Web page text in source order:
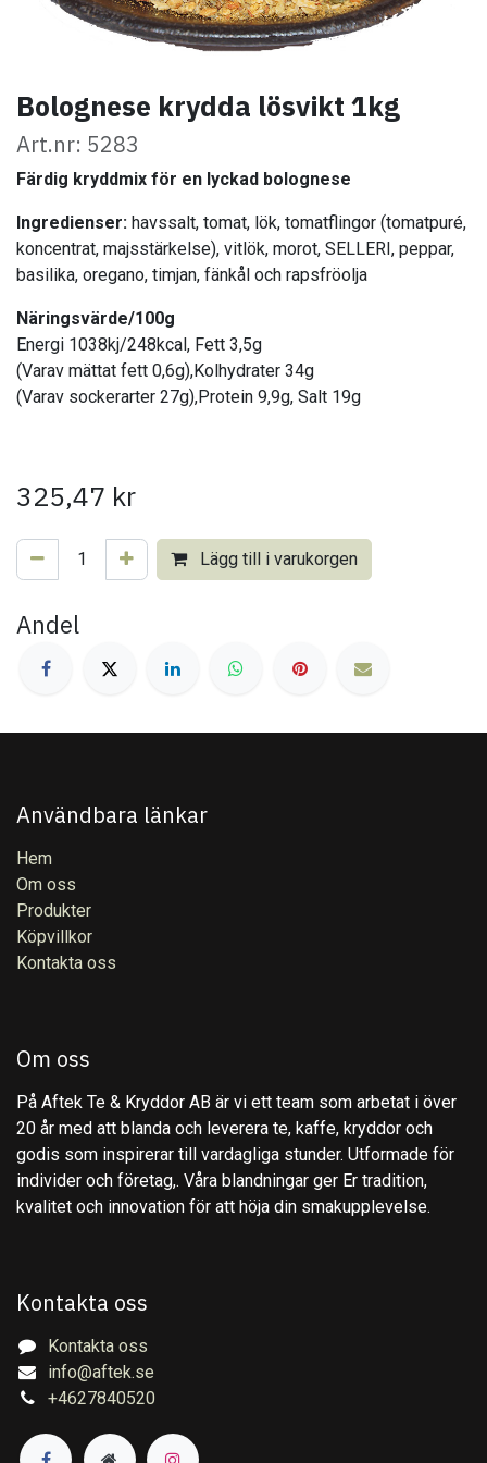
Bolognese krydda lösvikt 1kg
Art.nr: 5283
Färdig kryddmix för en lyckad bolognese
Ingredienser: havssalt, tomat, lök, tomatflingor (tomatpuré,
koncentrat, majsstärkelse), vitlök, morot, SELLERI, peppar,
basilika, oregano, timjan, fänkål och rapsfröolja
Näringsvärde/100g
Energi 1038kj/248kcal, Fett 3,5g
(Varav mättat fett 0,6g),Kolhydrater 34g
(Varav sockerarter 27g),Protein 9,9g, Salt 19g
325,47 kr
Lägg till i varukorgen
Andel
Användbara länkar
Hem
Om oss
Produkter
Köpvillkor
Kontakta oss
Om oss
På Aftek Te & Kryddor AB är vi ett team som arbetat i över
20 år med att blanda och leverera te, kaffe, kryddor och
godis som inspirerar till vardagliga stunder. Utformade för
individer och företag,. Våra blandningar ger Er tradition,
kvalitet och innovation för att höja din smakupplevelse.
Kontakta oss
Kontakta oss
info@aftek.se
+4627840520